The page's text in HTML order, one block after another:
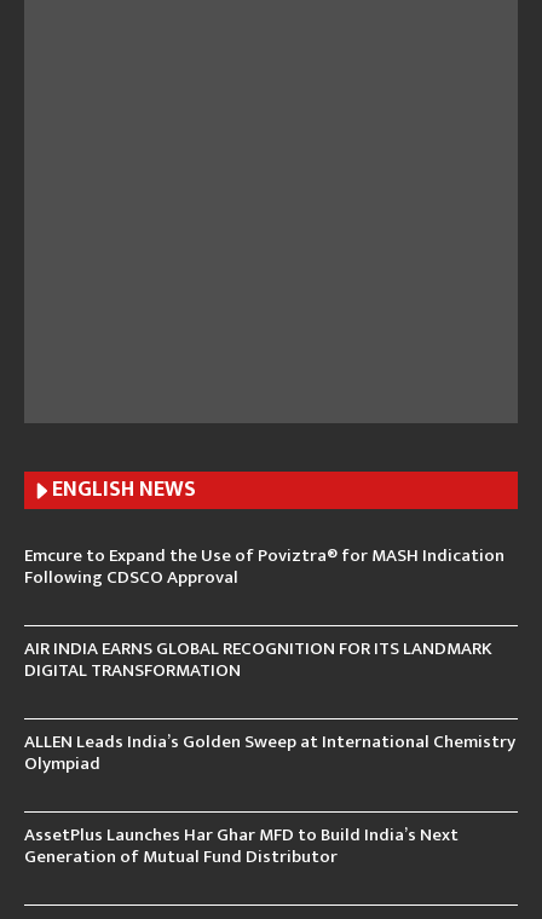
ENGLISH NEWS
Emcure to Expand the Use of Poviztra® for MASH Indication
Following CDSCO Approval
AIR INDIA EARNS GLOBAL RECOGNITION FOR ITS LANDMARK
DIGITAL TRANSFORMATION
ALLEN Leads India’s Golden Sweep at International Chemistry
Olympiad
AssetPlus Launches Har Ghar MFD to Build India’s Next
Generation of Mutual Fund Distributor